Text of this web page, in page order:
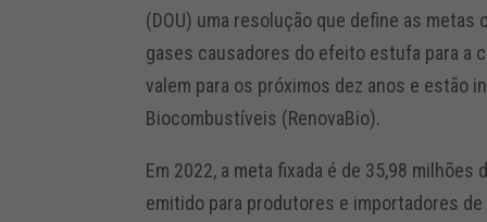
(DOU) uma resolução que define as
gases causadores do efeito estufa para a
valem para os próximos dez anos e estão
Biocombustíveis (RenovaBio).
Em 2022, a meta fixada é de 35,98
emitido para produtores e importadores